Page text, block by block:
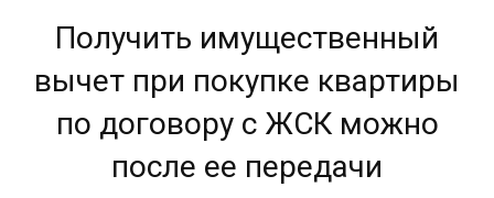
Получить имущественный
вычет при покупке квартиры
по договору с ЖСК можно
после ее передачи